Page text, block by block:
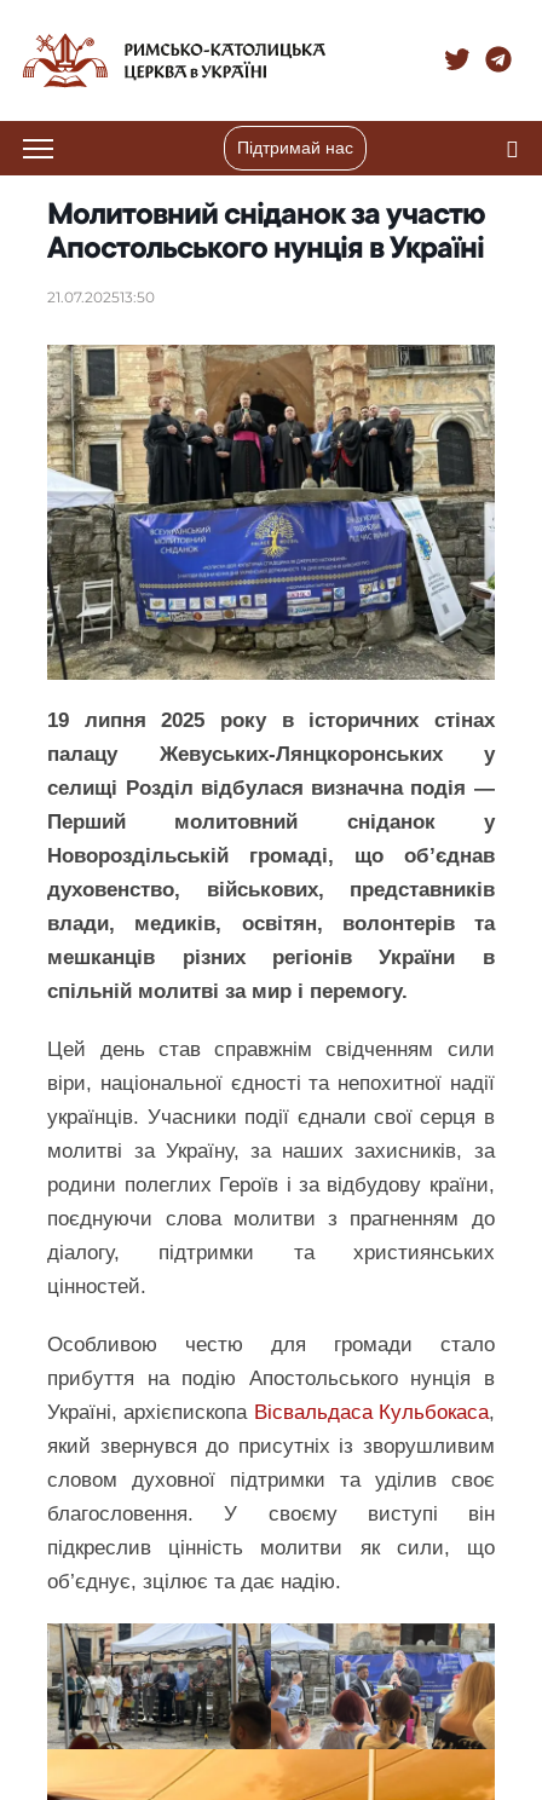
Підтримай нас
Молитовний сніданок за участю
Апостольського нунція в Україні
21.07.202513:50
19 липня 2025 року в історичних стінах
палацу Жевуських-Лянцкоронських у
селищі Розділ відбулася визначна подія —
Перший молитовний сніданок у
Новороздільській громаді, що об’єднав
духовенство, військових, представників
влади, медиків, освітян, волонтерів та
мешканців різних регіонів України в
спільній молитві за мир і перемогу.
Цей день став справжнім свідченням сили
віри, національної єдності та непохитної надії
українців. Учасники події єднали свої серця в
молитві за Україну, за наших захисників, за
родини полеглих Героїв і за відбудову країни,
поєднуючи слова молитви з прагненням до
діалогу, підтримки та християнських
цінностей.
Особливою честю для громади стало
прибуття на подію Апостольського нунція в
Україні, архієпископа Вісвальдаса Кульбокаса,
який звернувся до присутніх із зворушливим
словом духовної підтримки та уділив своє
благословення. У своєму виступі він
підкреслив цінність молитви як сили, що
об’єднує, зцілює та дає надію.